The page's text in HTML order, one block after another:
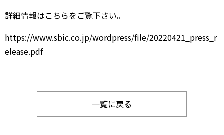
詳細情報はこちらをご覧下さい。
https://www.sbic.co.jp/wordpress/file/20220421_press_r
elease.pdf
一覧に戻る